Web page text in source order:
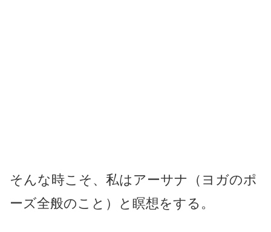
そんな時こそ、私はアーサナ（ヨガのポ
ーズ全般のこと）と瞑想をする。